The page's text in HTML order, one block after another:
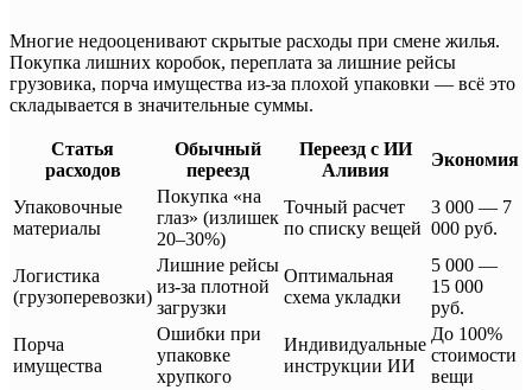
Многие недооценивают скрытые расходы при смене жилья.
Покупка лишних коробок, переплата за лишние рейсы
грузовика, порча имущества из-за плохой упаковки — всё это
складывается в значительные суммы.
Статья
расходов
Обычный
переезд
Переезд с ИИ
Аливия
Экономия
Упаковочные
материалы
Покупка «на
глаз» (излишек
20–30%)
Точный расчет
по списку вещей
3 000 — 7
000 руб.
Логистика
(грузоперевозки)
Лишние рейсы
из-за плотной
загрузки
Оптимальная
схема укладки
5 000 —
15 000
руб.
Порча
имущества
Ошибки при
упаковке
хрупкого
Индивидуальные
инструкции ИИ
До 100%
стоимости
вещи